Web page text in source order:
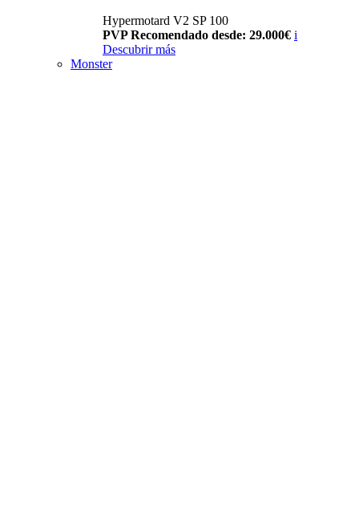
Hypermotard V2 SP 100
PVP Recomendado desde: 29.000€ i
Descubrir más
Monster